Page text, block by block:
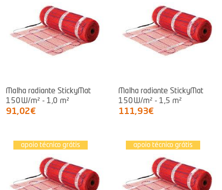
Malha radiante StickyMat
150W/m² - 1,0 m²
91,02€
Malha radiante StickyMat
150W/m² - 1,5 m²
111,93€
apoio técnico grátis apoio técnico grátis